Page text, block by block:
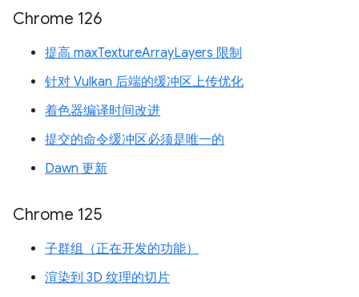
Chrome 126
提高 maxTextureArrayLayers 限制
针对 Vulkan 后端的缓冲区上传优化
着色器编译时间改进
提交的命令缓冲区必须是唯一的
Dawn 更新
Chrome 125
子群组（正在开发的功能）
渲染到 3D 纹理的切片